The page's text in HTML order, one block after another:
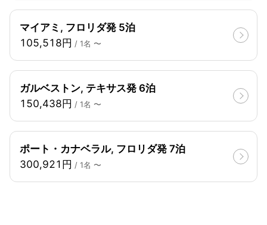
マイアミ, フロリダ発 5泊
105,518円 / 1名 〜
ガルベストン, テキサス発 6泊
150,438円 / 1名 〜
ポート・カナベラル, フロリダ発 7泊
300,921円 / 1名 〜